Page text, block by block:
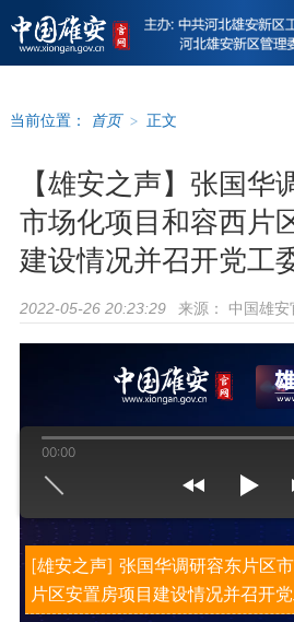
当前位置： 首页 > 正文
【雄安之声】张国华
市场化项目和容西片
建设情况并召开党工
2022-05-26 20:23:29 来源： 中国雄安
[雄安之声] 张国华调研容东片区
片区安置房项目建设情况并召开
00:00